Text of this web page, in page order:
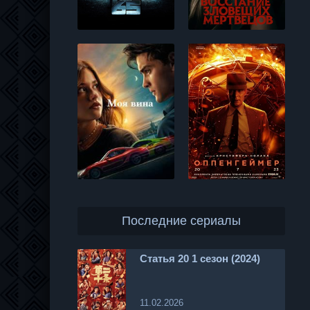
Последние сериалы
Статья 20 1 сезон (2024)
11.02.2026